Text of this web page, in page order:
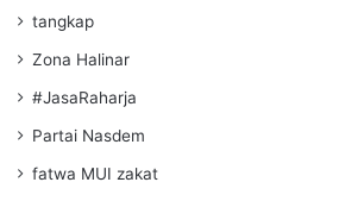
tangkap
Zona Halinar
#JasaRaharja
Partai Nasdem
fatwa MUI zakat